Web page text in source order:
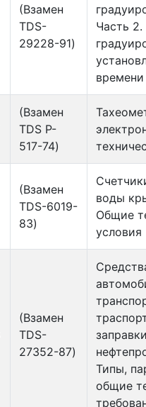
(Взамен
TDS-
29228-91)
Часть
(Взамен
TDS P-
517-74)
(Взамен
TDS-6019-
83)
воды
Общие
условия
(Взамен
TDS-
27352-87)
Типы,
общие